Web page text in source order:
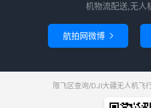
机物流配送,无人
航拍网微博 
限飞区查询/DJI大疆无人机飞